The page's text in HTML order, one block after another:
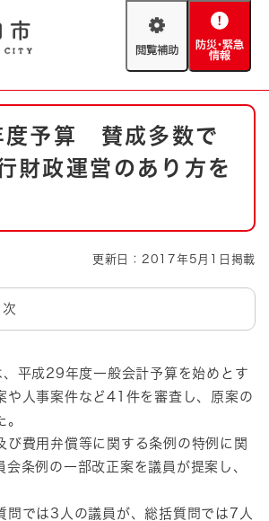
閲
助
防
緊
情
報
急情報 救急・消防
マップ AED設置箇所
予算 賛成多数で
財政運営のあり方を
更新日：2017年5月1日掲載
平成29年度一般会計予算を始めとす
や人事案件など41件を審査し、原案の
費用弁償等に関する条例の特例に関
会条例の一部改正案を議員が提案し、
では3人の議員が、総括質問では7人